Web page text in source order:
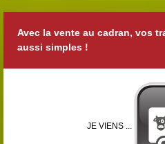
Avec la vente au cadran, vos
aussi simples !
JE VIENS ...